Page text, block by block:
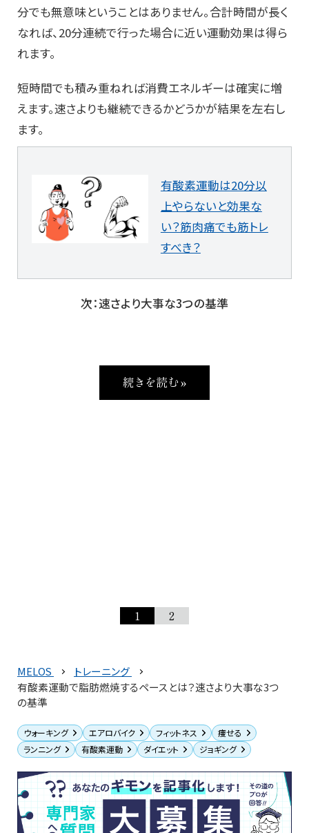
分でも無意味ということはありません。合計時間が長く
なれば、20分連続で行った場合に近い運動効果は得ら
れます。
短時間でも積み重ねれば消費エネルギーは確実に増
えます。速さよりも継続できるかどうかが結果を左右し
ます。
有酸素運動は20分以
上やらないと効果な
い？筋肉痛でも筋トレ
すべき？
次：速さより大事な3つの基準
続きを読む »
1 2
MELOS
トレーニング
有酸素運動で脂肪燃焼するペースとは？速さより大事な3つ
の基準
ウォーキング エアロバイク フィットネス
痩せる
ランニング
有酸素運動 ダイエット ジョギング